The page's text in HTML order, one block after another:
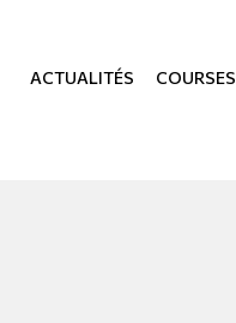
ACTUALITÉS COURSES